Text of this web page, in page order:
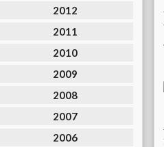
2012
2011
2010
2009
2008
2007
2006